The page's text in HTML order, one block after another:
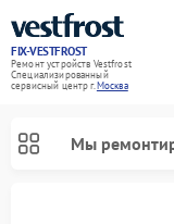
FIX-VESTFROST
Ремонт устройств Vestfrost
Специализированный
cервисный центр г.Москва
Мы